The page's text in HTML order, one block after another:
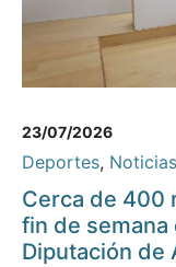
23/07/2026
Deportes, Noticias
Cerca de 400
fin de semana
Diputación de